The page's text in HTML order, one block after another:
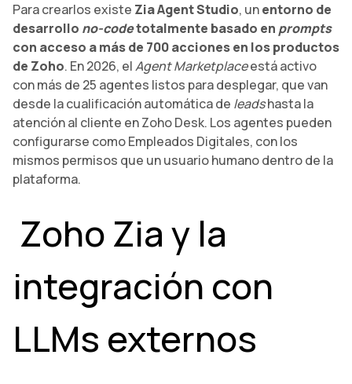
Para crearlos existe Zia Agent Studio, unentorno de
desarrollo no-codetotalmente basado en prompts
con acceso a más de 700 acciones en los productos
de Zoho. En 2026, elAgent Marketplaceestá activo
con más de 25 agentes listos para desplegar, que van
desde la cualificación automática de leadshasta la
atención al cliente en Zoho Desk. Los agentes pueden
configurarse como Empleados Digitales, con los
mismos permisos que un usuario humano dentro de la
plataforma.
Zoho Zia y la
integración con
LLMs externos